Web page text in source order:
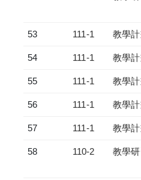
53 111-1 教學
54 111-1 教學
55 111-1 教學
56 111-1 教學
57 111-1 教學
58 110-2 教學